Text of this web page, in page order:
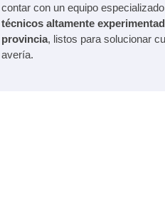
contar con un equipo
técnicos altamente
provincia, listos para solucionar
avería.